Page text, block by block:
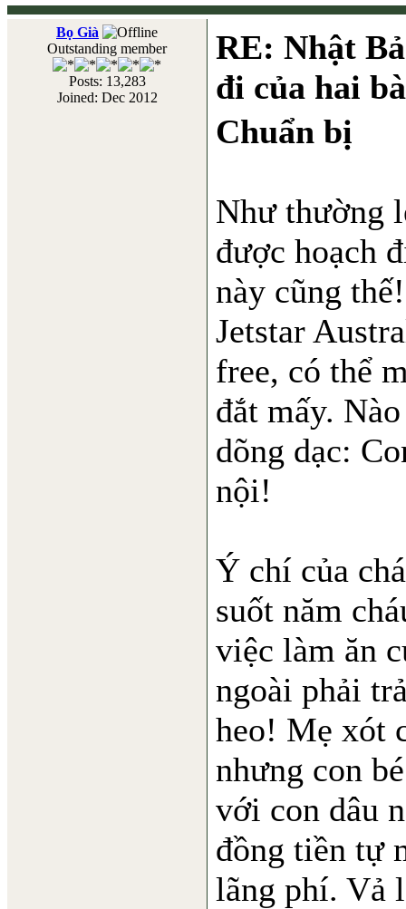
Bọ Già
Outstanding member
Posts: 13,283
Joined: Dec 2012
RE: Nhật
đi của hai
Chuẩn bị
Như thường
được hoạch
này cũng
Jetstar
free, có thể
đắt mấy.
dõng dạc:
nội!
Ý chí của
suốt năm
việc làm ăn
ngoài phải
heo! Mẹ xót
nhưng con
với con dâu
đồng tiền tự
lãng phí. Vả